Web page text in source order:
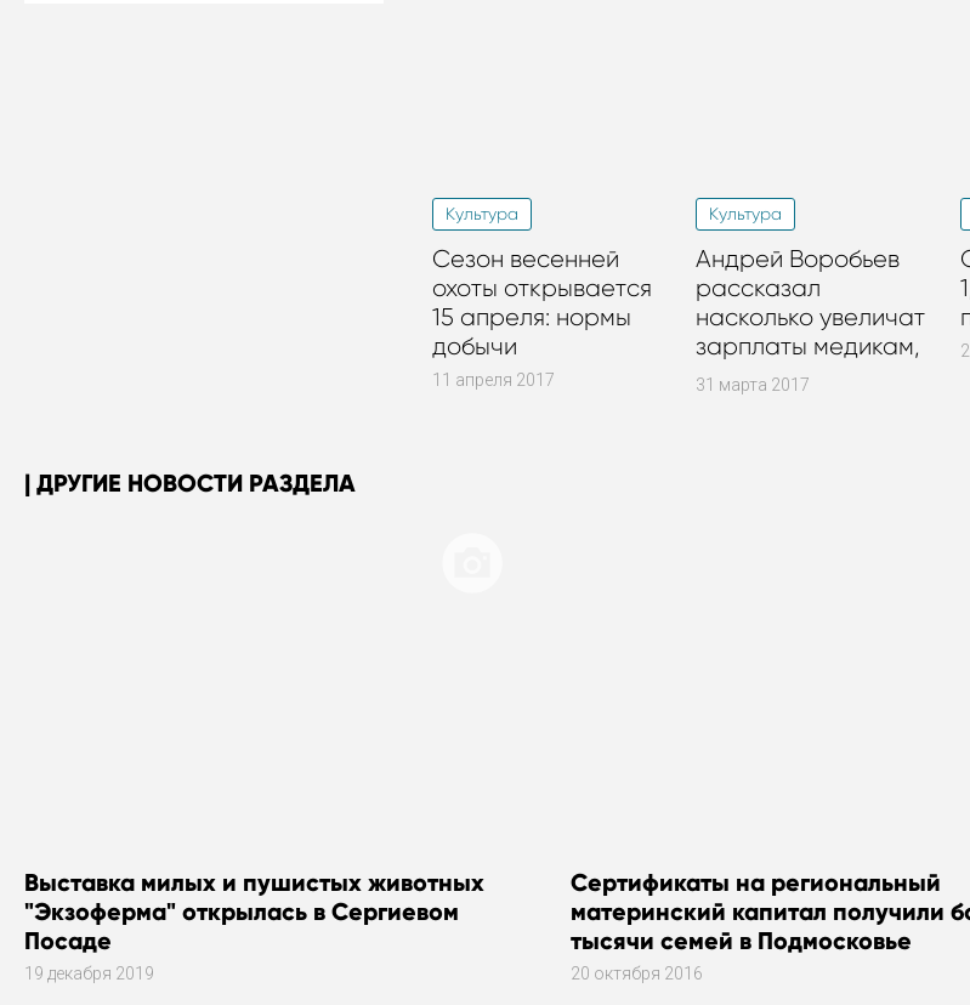
Культура
Сезон весенней
охоты открывается
15 апреля: нормы
добычи
11 апреля 2017
Культура
Андрей Воробьев
рассказал
насколько увеличат
зарплаты медикам,
нянечкам и
31 марта 2017
ДРУГИЕ НОВОСТИ РАЗДЕЛА
Выставка милых и пушистых животных
"Экзоферма" открылась в Сергиевом
Посаде
19 декабря 2019
Сертификаты на региональный
материнский капитал получили
тысячи семей в Подмосковье
20 октября 2016